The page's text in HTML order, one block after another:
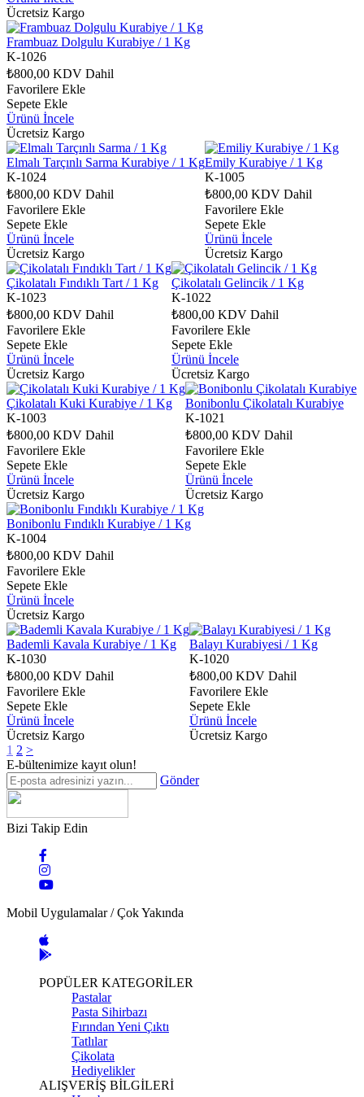
Ücretsiz Kargo
Frambuaz Dolgulu Kurabiye / 1 Kg
K-1026
₺800,00 KDV Dahil
Favorilere Ekle
Sepete Ekle
Ürünü İncele
Ücretsiz Kargo
Elmalı Tarçınlı Sarma Kurabiye / 1 Kg
K-1024
₺800,00 KDV Dahil
Favorilere Ekle
Sepete Ekle
Ürünü İncele
Ücretsiz Kargo
Emily Kurabiye / 1 Kg
K-1005
₺800,00 KDV Dahil
Favorilere Ekle
Sepete Ekle
Ürünü İncele
Ücretsiz Kargo
Çikolatalı Fındıklı Tart / 1 Kg
K-1023
₺800,00 KDV Dahil
Favorilere Ekle
Sepete Ekle
Ürünü İncele
Ücretsiz Kargo
Çikolatalı Gelincik / 1 Kg
K-1022
₺800,00 KDV Dahil
Favorilere Ekle
Sepete Ekle
Ürünü İncele
Ücretsiz Kargo
Çikolatalı Kuki Kurabiye / 1 Kg
K-1003
₺800,00 KDV Dahil
Favorilere Ekle
Sepete Ekle
Ürünü İncele
Ücretsiz Kargo
Bonibonlu Çikolatalı Kurabiye
K-1021
₺800,00 KDV Dahil
Favorilere Ekle
Sepete Ekle
Ürünü İncele
Ücretsiz Kargo
Bonibonlu Fındıklı Kurabiye / 1 Kg
K-1004
₺800,00 KDV Dahil
Favorilere Ekle
Sepete Ekle
Ürünü İncele
Ücretsiz Kargo
Bademli Kavala Kurabiye / 1 Kg
K-1030
₺800,00 KDV Dahil
Favorilere Ekle
Sepete Ekle
Ürünü İncele
Ücretsiz Kargo
Balayı Kurabiyesi / 1 Kg
K-1020
₺800,00 KDV Dahil
Favorilere Ekle
Sepete Ekle
Ürünü İncele
Ücretsiz Kargo
1 2 >
E-bültenimize kayıt olun!
Gönder
Bizi Takip Edin
Mobil Uygulamalar / Çok Yakında
POPÜLER KATEGORİLER
Pastalar
Pasta Sihirbazı
Fırından Yeni Çıktı
Tatlılar
Çikolata
Hediyelikler
ALIŞVERİŞ BİLGİLERİ